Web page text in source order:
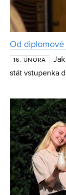
Od
16. ÚNORA
stát vstupenka
hudby může